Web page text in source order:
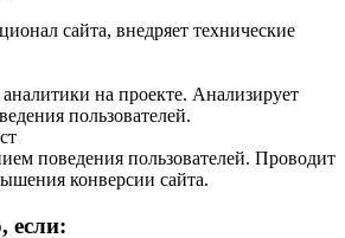
сайта, внедряет технические
на проекте. Анализирует
пользователей.
поведения пользователей. Проводит
конверсии сайта.
если: